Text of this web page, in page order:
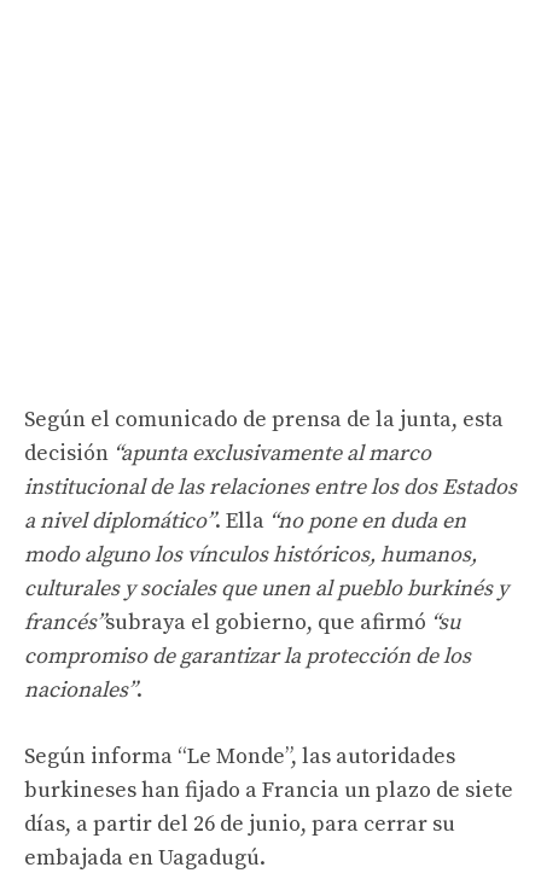
Según el comunicado de prensa de la junta, esta
decisión “apunta exclusivamente al marco
institucional de las relaciones entre los dos Estados
a nivel diplomático”. Ella “no pone en duda en
modo alguno los vínculos históricos, humanos,
culturales y sociales que unen al pueblo burkinés y
francés”subraya el gobierno, que afirmó “su
compromiso de garantizar la protección de los
nacionales”.
Según informa “Le Monde”, las autoridades
burkineses han fijado a Francia un plazo de siete
días, a partir del 26 de junio, para cerrar su
embajada en Uagadugú.